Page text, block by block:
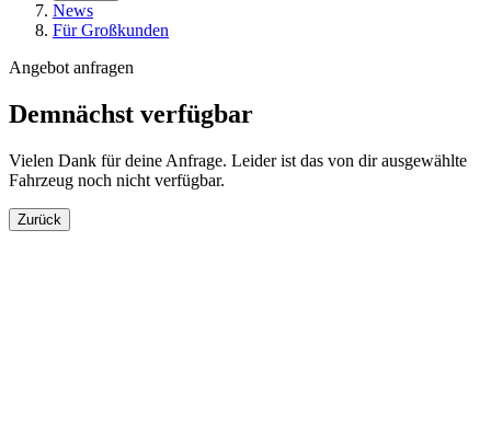
News
Für Großkunden
Angebot anfragen
Demnächst verfügbar
Vielen Dank für deine Anfrage. Leider ist das von dir ausgewählte
Fahrzeug noch nicht verfügbar.
Zurück